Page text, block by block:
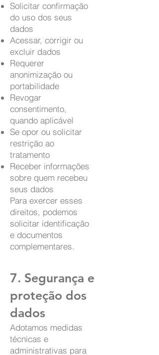
Solicitar confirmação
do uso dos seus
dados
Acessar, corrigir ou
excluir dados
Requerer
anonimização ou
portabilidade
Revogar
consentimento,
quando aplicável
Se opor ou solicitar
restrição ao
tratamento
Receber informações
sobre quem recebeu
seus dados
Para exercer esses
direitos, podemos
solicitar identificação
e documentos
complementares.
7. Segurança e
proteção dos
dados
Adotamos medidas
técnicas e
administrativas para